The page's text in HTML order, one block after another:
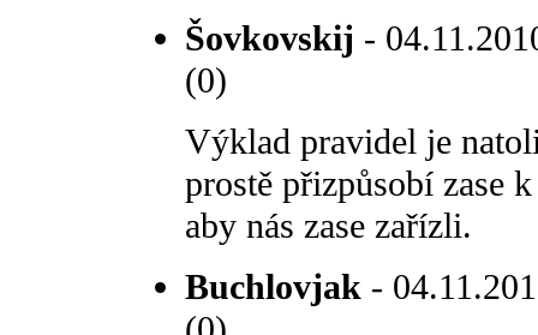
Šovkovskij -
(0)
Výklad pravidel je
prostě přizpůsobí zase
aby nás zase zařízli.
Buchlovjak -